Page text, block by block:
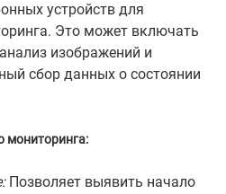
устройств для
Это может включать
изображений и
сбор данных о состоянии
мониторинга:
Позволяет выявить начало